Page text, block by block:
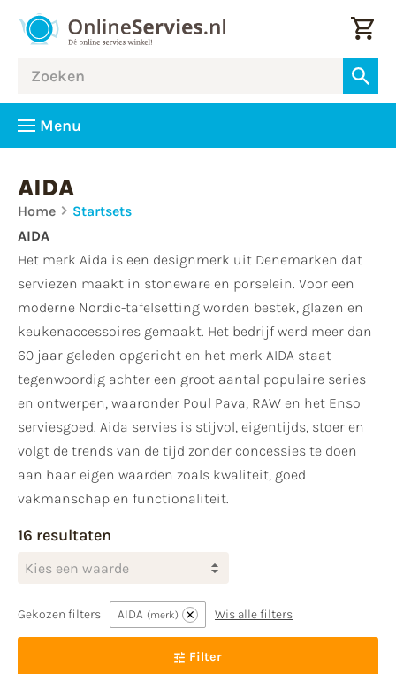
Menu
AIDA
Home
Startsets
AIDA
Het merk Aida is een designmerk uit Denemarken dat
serviezen maakt in stoneware en porselein. Voor een
moderne Nordic-tafelsetting worden bestek, glazen en
keukenaccessoires gemaakt. Het bedrijf werd meer dan
60 jaar geleden opgericht en het merk AIDA staat
tegenwoordig achter een groot aantal populaire series
en ontwerpen, waaronder Poul Pava, RAW en het Enso
serviesgoed. Aida servies is stijvol, eigentijds, stoer en
volgt de trends van de tijd zonder concessies te doen
aan haar eigen waarden zoals kwaliteit, goed
vakmanschap en functionaliteit.
16 resultaten
Kies een waarde
Gekozen filters AIDA merk Wis alle filters
Filter